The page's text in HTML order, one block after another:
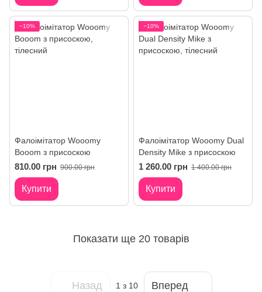
−10%
Фалоімітатор Wooomy
Booom з присоскою
810.00 грн 900.00 грн
Купити
−10%
Фалоімітатор Wooomy Dual
Density Mike з присоскою
1 260.00 грн 1 400.00 грн
Купити
Показати ще 20 товарів
Назад 1 з 10 Вперед